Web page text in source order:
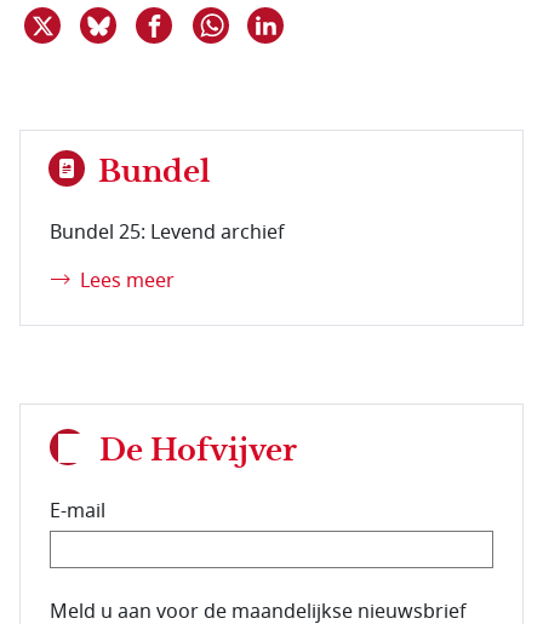
Deel dit item op X
Deel dit item op Bluesky
Deel dit item op Facebook
Delen via WhatsApp
Bundel
Bundel 25: Levend archief
Lees meer
De Hofvijver
E-mail
E-mailadres van de abonnee.
Meld u aan voor de maandelijkse nieuwsbrief